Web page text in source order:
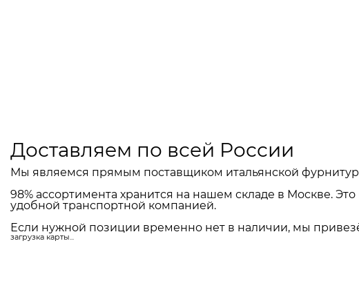
Доставляем по всей России
Мы являемся прямым поставщиком итальянской
98% ассортимента хранится на нашем складе в Москве.
удобной транспортной компанией.
Если нужной позиции временно нет в наличии, мы
загрузка карты...